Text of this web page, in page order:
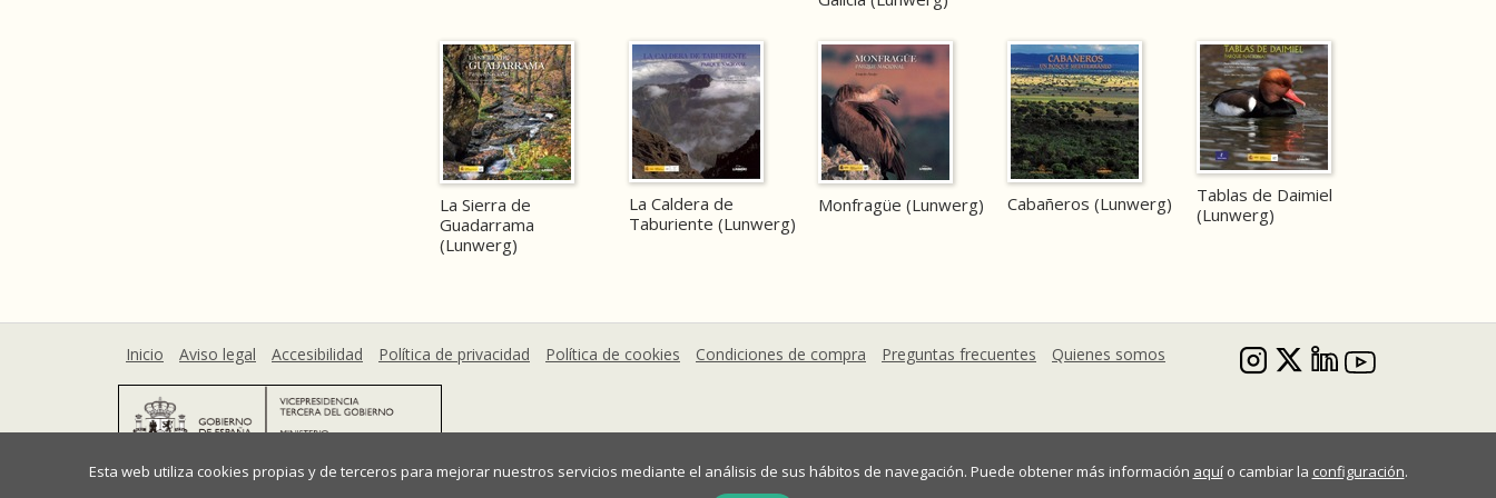
La Sierra de
Guadarrama
(Lunwerg)
La Caldera de
Taburiente (Lunwerg)
Monfragüe (Lunwerg) Cabañeros (Lunwerg)
Tablas de Daimiel
(Lunwerg)
Inicio Aviso legal Accesibilidad Política de privacidad Política de cookies Condiciones de compra Preguntas frecuentes Quienes somos
Esta web utiliza cookies propias y de terceros para mejorar nuestros servicios mediante el análisis de sus hábitos de navegación. Puede obtener más información aquío cambiar la configuración.